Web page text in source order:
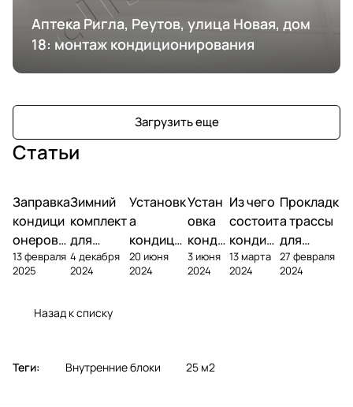
Аптека Ригла, Реутов, улица Новая, дом
18: монтаж кондиционирования
Загрузить еще
Статьи
Заправка
кондици
онеров
фреоном
13 февраля
2025
Зимний
комплект
для
кондици
онера
4 декабря
2024
Установк
а
кондици
онера на
фасаде
20 июня
2024
Устан
овка
конди
ционе
ра
3 июня
2024
Из чего
состоит
кондиц
ионер?
13 марта
2024
Прокладк
а трассы
для
кондицио
нера
27 февраля
2024
Назад к списку
Теги: Внутренние блоки 25 м2